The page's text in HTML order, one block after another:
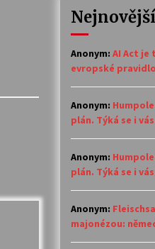
30. 6.
Anonym: AI Act je
evropské
Anonym:
plán. Týká se i
Anonym:
plán. Týká se i
Anonym:
majonézou: